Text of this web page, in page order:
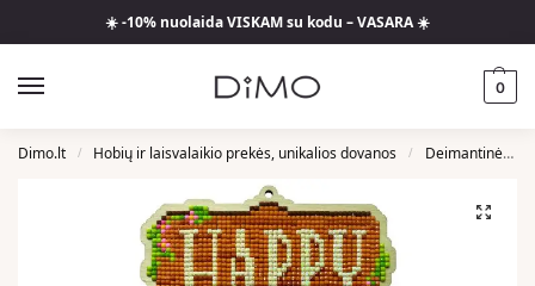
☀️ -10% nuolaida VISKAM su kodu – VASARA ☀️
0
Dimo.lt / Hobių ir laisvalaikio prekės, unikalios dovanos / Deimantinės Mozaikos